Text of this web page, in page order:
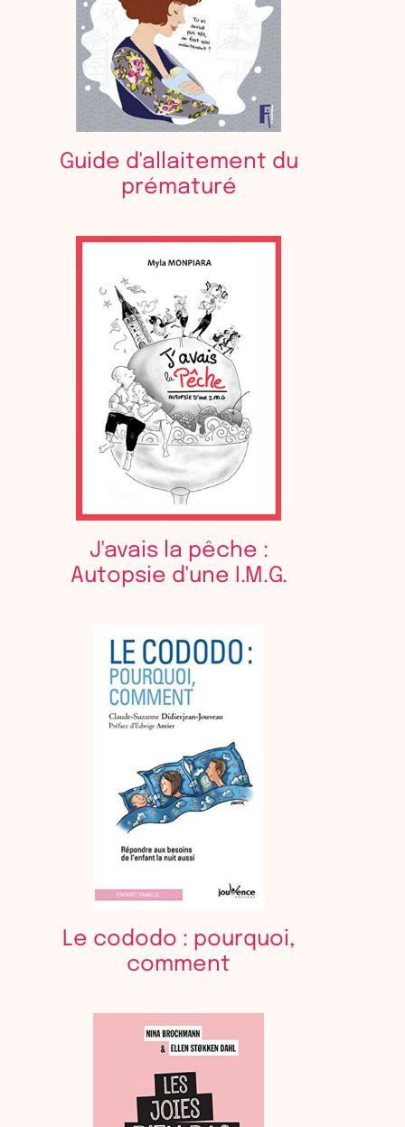
Guide d'allaitement du
prématuré
J'avais la pêche :
Autopsie d'une I.M.G.
Le cododo : pourquoi,
comment